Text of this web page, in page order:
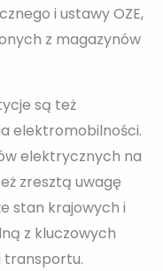
i ustawy OZE,
z magazynów
są też
elektromobilności.
elektrycznych na
zresztą uwagę
stan krajowych i
z kluczowych
transportu.